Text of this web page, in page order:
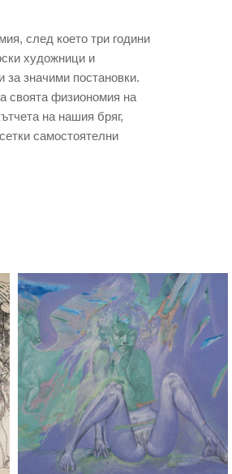
след което три години
художници и
за значими постановки.
своята физиономия на
на нашия бряг,
самостоятелни